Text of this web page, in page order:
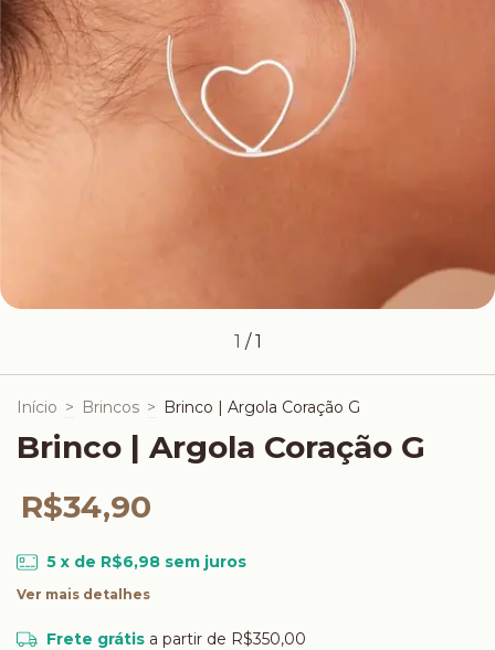
1 /1
Início > Brincos > Brinco | Argola Coração G
Brinco | Argola Coração G
R$34,90
5 x de R$6,98 sem juros
Ver mais detalhes
Frete grátis a partir de R$350,00